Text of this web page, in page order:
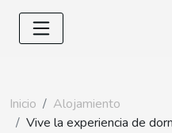
Inicio
Alojamiento
Vive la experiencia de